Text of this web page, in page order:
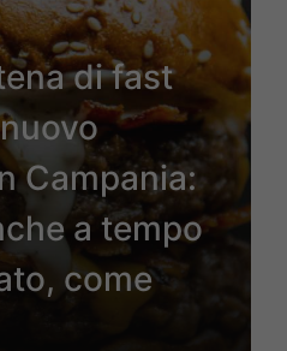
di fast
Campania:
a tempo
come